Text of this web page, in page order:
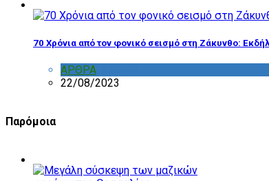
70 Χρόνια από τον φονικό σεισμό στη Ζάκυνθο:
ΑΡΘΡΑ
22/08/2023
Παρόμοια